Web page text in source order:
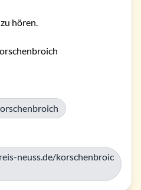
hören.
neuss.de/korschenbroic